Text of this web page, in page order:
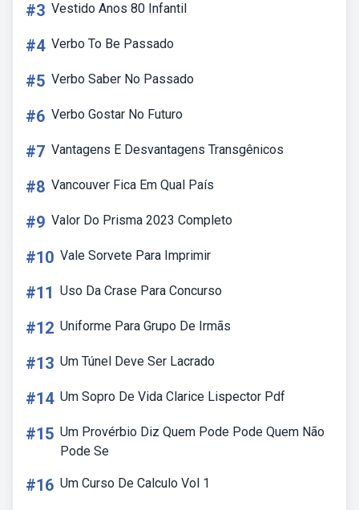
#3 Vestido Anos 80 Infantil
#4 Verbo To Be Passado
#5 Verbo Saber No Passado
#6 Verbo Gostar No Futuro
#7 Vantagens E Desvantagens Transgênicos
#8 Vancouver Fica Em Qual País
#9 Valor Do Prisma 2023 Completo
#10 Vale Sorvete Para Imprimir
#11 Uso Da Crase Para Concurso
#12 Uniforme Para Grupo De Irmãs
#13 Um Túnel Deve Ser Lacrado
#14 Um Sopro De Vida Clarice Lispector Pdf
#15 Um Provérbio Diz Quem Pode Pode Quem Não
Pode Se
#16 Um Curso De Calculo Vol 1